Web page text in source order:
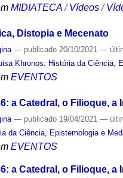
MIDIATECA /Vídeos /
Distopia e Mecenato
— publicado 20/10/2021—
Khronos: História da Ciência,
EVENTOS
a Catedral, o Filioque,
— publicado 19/04/2021—
da Ciência, Epistemologia e
EVENTOS
a Catedral, o Filioque,